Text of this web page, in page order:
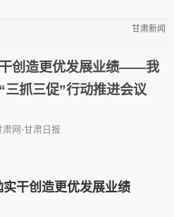
甘肃新闻
创造更优发展业绩——我
抓三促”行动推进会议
网-甘肃日报
干创造更优发展业绩